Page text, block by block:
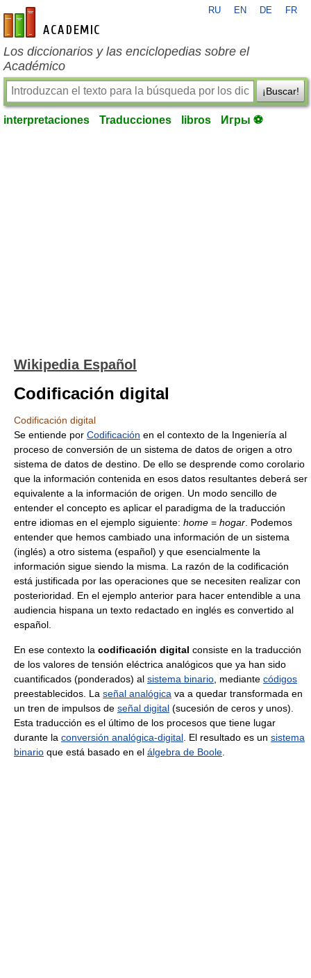
es-academic.com
RU EN DE FR
Los diccionarios y las enciclopedias sobre el
Académico
¡Buscar!
interpretaciones Traducciones libros Игры ⚽
Wikipedia Español
Codificación digital
Codificación digital
Se entiende por Codificación en el contexto de la Ingeniería al
proceso de conversión de un sistema de datos de origen a otro
sistema de datos de destino. De ello se desprende como corolario
que la información contenida en esos datos resultantes deberá ser
equivalente a la información de origen. Un modo sencillo de
entender el concepto es aplicar el paradigma de la traducción
entre idiomas en el ejemplo siguiente: home = hogar . Podemos
entender que hemos cambiado una información de un sistema
(inglés) a otro sistema (español) y que esencialmente la
información sigue siendo la misma. La razón de la codificación
está justificada por las operaciones que se necesiten realizar con
posterioridad. En el ejemplo anterior para hacer entendible a una
audiencia hispana un texto redactado en inglés es convertido al
español.
En ese contexto la codificación digital consiste en la traducción
de los valores de tensión eléctrica analógicos que ya han sido
cuantificados (ponderados) al sistema binario , mediante códigos
preestablecidos. La señal analógica va a quedar transformada en
un tren de impulsos de señal digital (sucesión de ceros y unos).
Esta traducción es el último de los procesos que tiene lugar
durante la conversión analógica-digital . El resultado es un sistema
binario que está basado en el álgebra de Boole